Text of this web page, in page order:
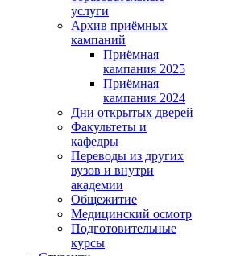
услуги
Архив приёмных
кампаний
Приёмная
кампания 2025
Приёмная
кампания 2024
Дни открытых дверей
Факультеты и
кафедры
Переводы из других
вузов и внутри
академии
Общежитие
Медицинский осмотр
Подготовительные
курсы